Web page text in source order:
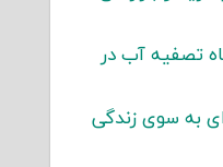
تصفیه آب در
به سوی زندگی